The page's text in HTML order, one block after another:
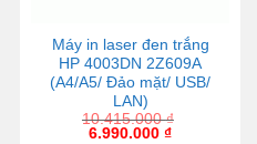
Máy in laser đen trắng
HP 4003DN 2Z609A
(A4/A5/ Đảo mặt/ USB/
LAN)
10.415.000₫
6.990.000 ₫